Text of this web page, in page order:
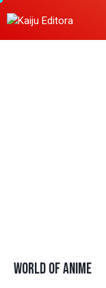
WORLD OF ANIME